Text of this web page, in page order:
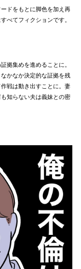
ドをもとに脚色を加え再
べてフィクションです。
拠集めを進めることに。
かなか決定的な証拠を残
戦は動き出すことに。妻
知らない夫は義妹との密